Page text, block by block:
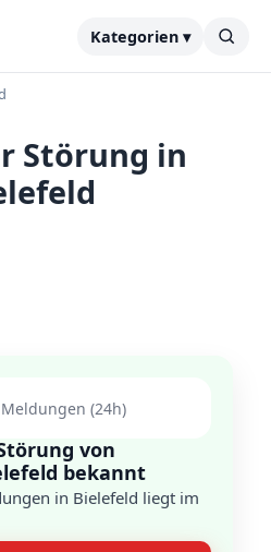
Kategorien ▾
Störung in
Meldungen (24h)
von
bekannt
in Bielefeld liegt im